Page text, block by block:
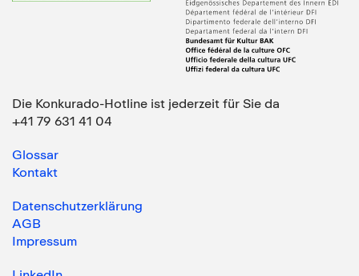
Die Konkurado-Hotline ist jederzeit für Sie da
+41 79 631 41 04
Glossar
Kontakt
Datenschutzerklärung
AGB
Impressum